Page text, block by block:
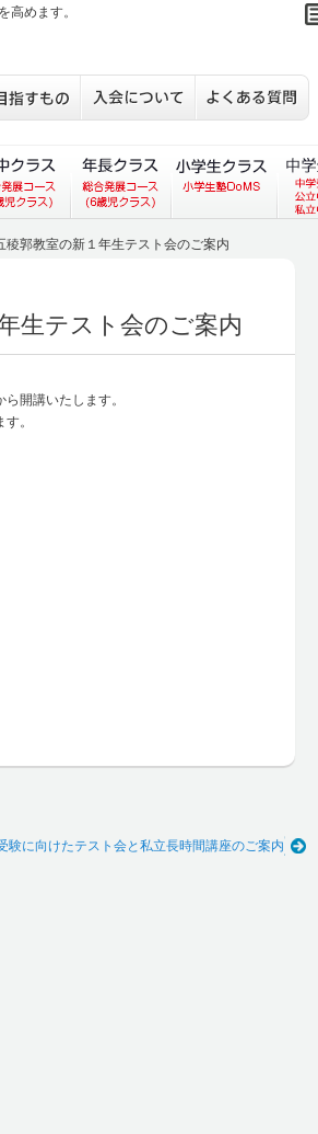
高めます。
こどもクラブが目指すもの
入会について
稜郭教室の新１年生テスト会のご案内
生テスト会のご案内
開講いたします。
。
験に向けたテスト会と私立長時間講座のご案内